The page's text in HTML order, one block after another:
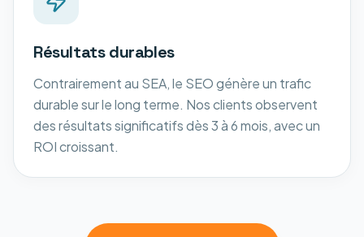
Résultats durables
Contrairement au SEA, le SEO génère un trafic
durable sur le long terme. Nos clients observent
des résultats significatifs dès 3 à 6 mois, avec un
ROI croissant.